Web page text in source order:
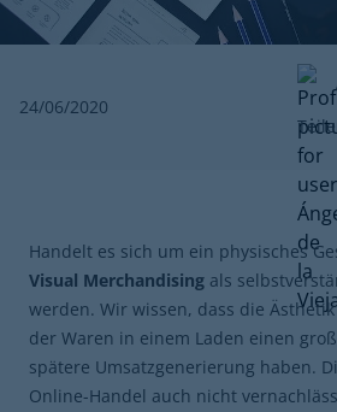
24/06/2020
Handelt es sich um ein physisches
Visual Merchandising als
werden. Wir wissen, dass die
der Waren in einem Laden einen
spätere Umsatzgenerierung haben.
Online-Handel auch nicht